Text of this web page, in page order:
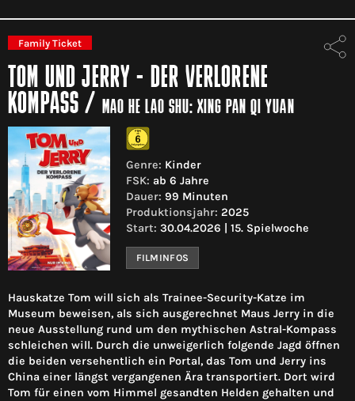
Family Ticket
TOM UND JERRY - DER VERLORENE
KOMPASS / MAO HE LAO SHU: XING PAN QI YUAN
Genre: Kinder
FSK: ab 6 Jahre
Dauer: 99 Minuten
Produktionsjahr: 2025
Start: 30.04.2026 | 15. Spielwoche
FILMINFOS
Hauskatze Tom will sich als Trainee-Security-Katze im
Museum beweisen, als sich ausgerechnet Maus Jerry in die
neue Ausstellung rund um den mythischen Astral-Kompass
schleichen will. Durch die unweigerlich folgende Jagd öffnen
die beiden versehentlich ein Portal, das Tom und Jerry ins
China einer längst vergangenen Ära transportiert. Dort wird
Tom für einen vom Himmel gesandten Helden gehalten und